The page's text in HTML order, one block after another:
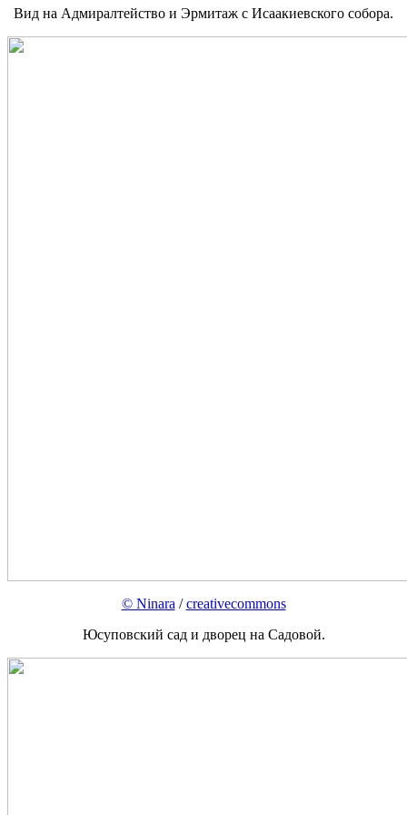
Вид на Адмиралтейство и Эрмитаж с Исаакиевского собора.
© Ninara /creativecommons
Юсуповский сад и дворец на Садовой.